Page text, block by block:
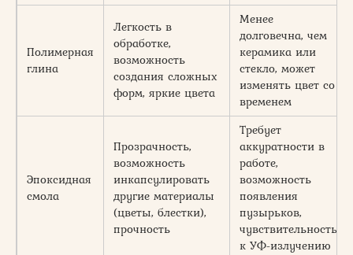
Полимерная
глина
Легкость в
обработке,
возможность
создания сложных
форм, яркие цвета
Менее
долговечна, чем
керамика или
стекло, может
изменять цвет со
временем
Эпоксидная
смола
Прозрачность,
возможность
инкапсулировать
другие материалы
(цветы, блестки),
прочность
Требует
аккуратности в
работе,
возможность
появления
пузырьков,
чувствительность
к УФ-излучению